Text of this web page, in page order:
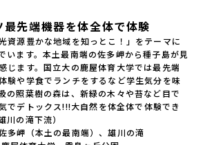
先端機器を体全体で体験
資源豊かな地域を知っとこ！」をテーマに
います。本土最南端の佐多岬から種子島が見
じます。国立大の鹿屋体育大学では最先端
験や学食でランチをするなど学生気分を味
の照葉樹の森は、新緑の木々や苔など目で
でデトックス!!!大自然を体全体で体験でき
川の滝下流）
多岬（本土の最南端）、雄川の滝